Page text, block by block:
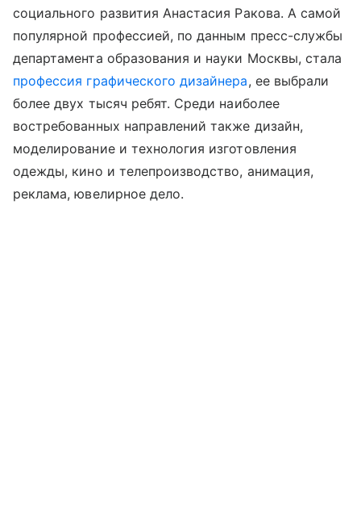
социального развития Анастасия Ракова. А самой
популярной профессией, по данным пресс-службы
департамента образования и науки Москвы, стала
профессия графического дизайнера, ее выбрали
более двух тысяч ребят. Среди наиболее
востребованных направлений также дизайн,
моделирование и технология изготовления
одежды, кино и телепроизводство, анимация,
реклама, ювелирное дело.